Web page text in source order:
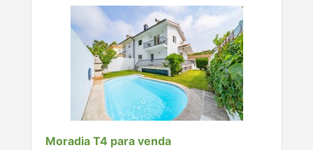
Moradia T4 para venda